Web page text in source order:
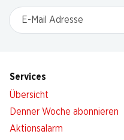
E-Mail Adresse
Services
Übersicht
Denner Woche abonnieren
Aktionsalarm